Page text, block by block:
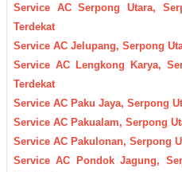
Service AC Serpong Utara,
Terdekat
Service AC Jelupang, Serpong
Service AC Lengkong Karya,
Terdekat
Service AC Paku Jaya, Serpong
Service AC Pakualam, Serpong
Service AC Pakulonan, Serpong
Service AC Pondok Jagung,